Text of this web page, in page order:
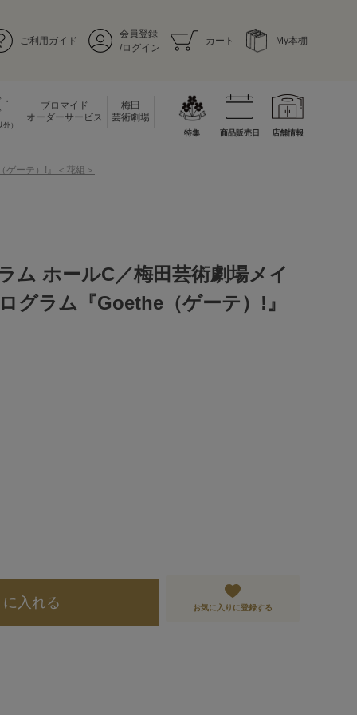
ご利用ガイド
会員登録
/ログイン
カート My本棚
）
ブロマイド
オーダーサービス
梅田
芸術劇場
特集 商品販売日 店舗情報
ゲーテ）!』＜花組＞
ム ホールC／梅田芸術劇場メイ
グラム『Goethe（ゲーテ）!』
入れる お気に入りに登録する